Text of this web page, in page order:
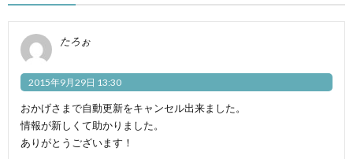
たろぉ
2015年9月29日 13:30
おかげさまで自動更新をキャンセル出来ました。
情報が新しくて助かりました。
ありがとうございます！